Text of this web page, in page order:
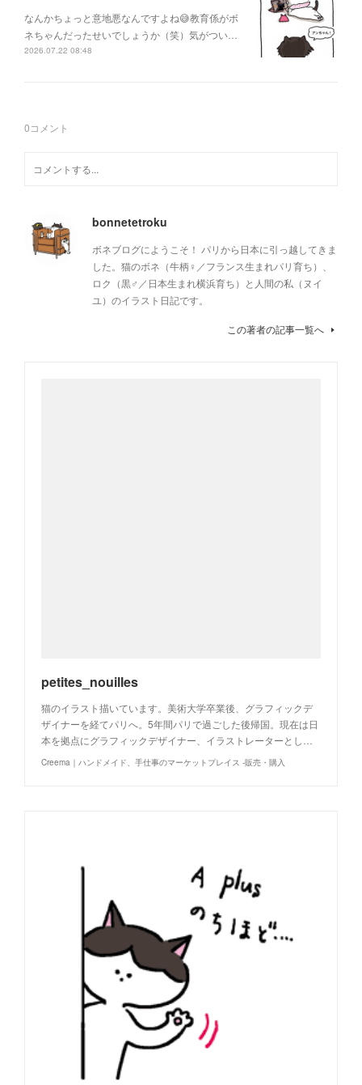
なんかちょっと意地悪なんですよね😅教育係がボ
ネちゃんだったせいでしょうか（笑）気がつい…
2026.07.22 08:48
0コメント
bonnetetroku
ボネブログにようこそ！ パリから日本に引っ越してきま
した。猫のボネ（牛柄♀／フランス生まれパリ育ち）、
ロク（黒♂／日本生まれ横浜育ち）と人間の私（ヌイ
ユ）のイラスト日記です。
この著者の記事一覧へ
petites_nouilles
猫のイラスト描いています。美術大学卒業後、グラフィックデ
ザイナーを経てパリへ。5年間パリで過ごした後帰国。現在は日
本を拠点にグラフィックデザイナー、イラストレーターとし…
Creema｜ハンドメイド、手仕事のマーケットプレイス -販売・購入